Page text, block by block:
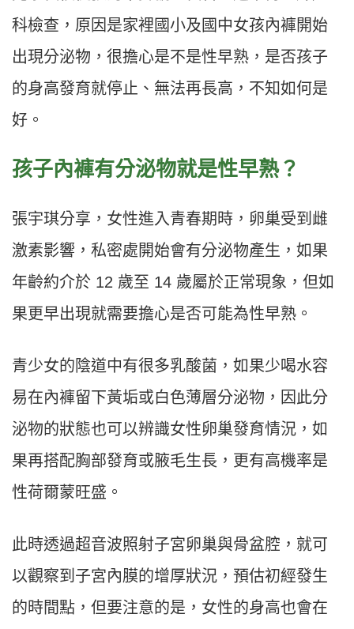
科檢查，原因是家裡國小及國中女孩內褲開始
出現分泌物，很擔心是不是性早熟，是否孩子
的身高發育就停止、無法再長高，不知如何是
好。
孩子內褲有分泌物就是性早熟？
張宇琪分享，女性進入青春期時，卵巢受到雌
激素影響，私密處開始會有分泌物產生，如果
年齡約介於 12 歲至 14 歲屬於正常現象，但如
果更早出現就需要擔心是否可能為性早熟。
青少女的陰道中有很多乳酸菌，如果少喝水容
易在內褲留下黃垢或白色薄層分泌物，因此分
泌物的狀態也可以辨識女性卵巢發育情況，如
果再搭配胸部發育或腋毛生長，更有高機率是
性荷爾蒙旺盛。
此時透過超音波照射子宮卵巢與骨盆腔，就可
以觀察到子宮內膜的增厚狀況，預估初經發生
的時間點，但要注意的是，女性的身高也會在